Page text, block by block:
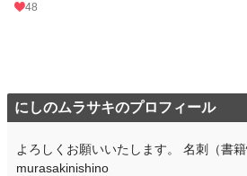
48
にしのムラサキのプロフィール
よろしくお願いいたします。 名刺（書
murasakinishino